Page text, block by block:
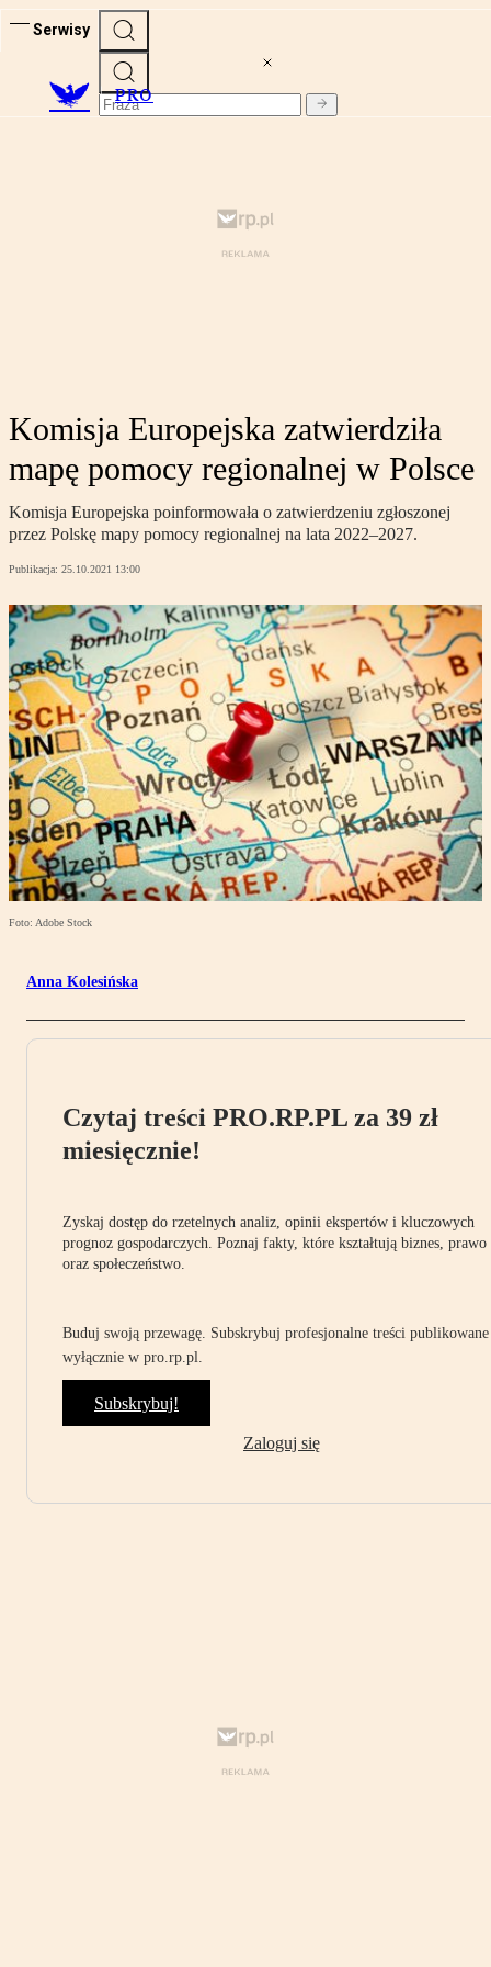
Serwisy
PRO
Komisja Europejska zatwierdziła
mapę pomocy regionalnej w Polsce
Komisja Europejska poinformowała o zatwierdzeniu zgłoszonej
przez Polskę mapy pomocy regionalnej na lata 2022–2027.
Publikacja: 25.10.2021 13:00
Foto: Adobe Stock
Anna Kolesińska
Czytaj treści PRO.RP.PL za 39 zł
miesięcznie!
Zyskaj dostęp do rzetelnych analiz, opinii ekspertów i kluczowych
prognoz gospodarczych. Poznaj fakty, które kształtują biznes, prawo
oraz społeczeństwo.
Buduj swoją przewagę. Subskrybuj profesjonalne treści publikowane
wyłącznie w pro.rp.pl.
Subskrybuj!
Zaloguj się